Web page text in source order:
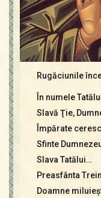
Rugăciunile
În numele
Slavă Ţie,
Împărate
Sfinte
Slava Tatălui…
Preasfânta
Doamne